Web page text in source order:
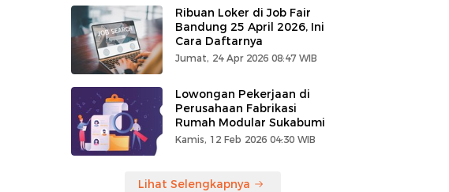
Ribuan Loker di Job Fair
Bandung 25 April 2026, Ini
Cara Daftarnya
Jumat, 24 Apr 2026 08:47 WIB
Lowongan Pekerjaan di
Perusahaan Fabrikasi
Rumah Modular Sukabumi
Kamis, 12 Feb 2026 04:30 WIB
Lihat Selengkapnya